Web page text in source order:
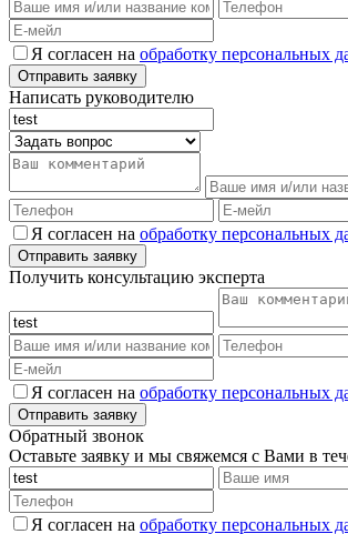
Я согласен на обработку персональных
Написать руководителю
Я согласен на обработку персональных
Получить консультацию эксперта
Я согласен на обработку персональных
Обратный звонок
Оставьте заявку и мы свяжемся с Вами в
Я согласен на обработку персональных